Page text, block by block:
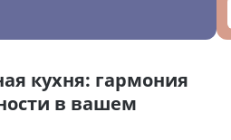
кухня: гармония
в вашем